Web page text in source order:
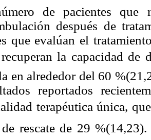
de pacientes que
después de
que evalúan el
la capacidad de
en alrededor del 60
reportados
terapéutica única,
rescate de 29